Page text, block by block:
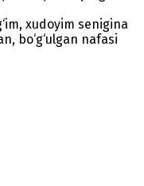
xudoyim senigina
bo‘g‘ulgan nafasi